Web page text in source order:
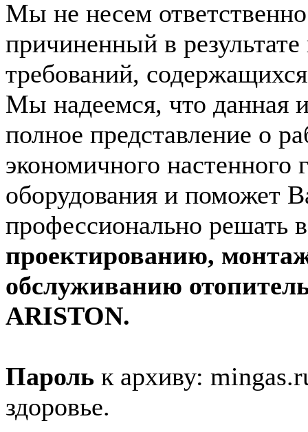
Мы не несем
причиненный в
требований,
Мы надеемся, что данная
полное представление о
экономичного настенного
оборудования и поможет
профессионально решать
проектированию,
обслуживанию
ARISTON.
Пароль к архиву:
здоровье.